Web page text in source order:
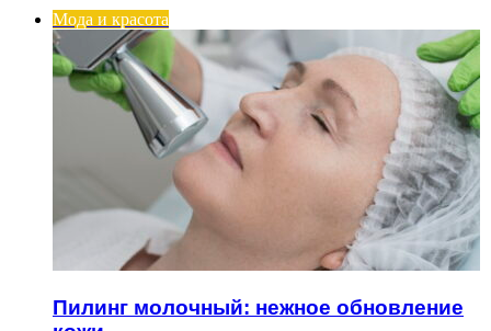
Мода и красота
Пилинг молочный: нежное обновление